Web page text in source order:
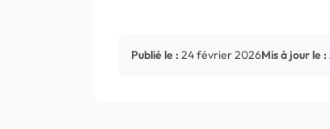
Publié le : 24 février 2026Mis à jour le :